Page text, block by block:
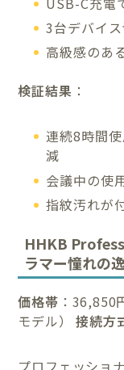
3台デバイ
高級感のあ
検証結果 ：
連続8時間
減
会議中の使
指紋汚れが
HHKB
ラマー憧れの
価格帯 ：36,850
モデル）接続方
プロフェッショ